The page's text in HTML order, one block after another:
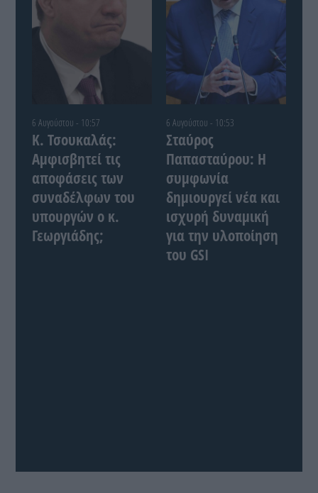
6 Αυγούστου - 10:57
Κ. Τσουκαλάς:
Αμφισβητεί τις
αποφάσεις των
συναδέλφων του
υπουργών ο κ.
Γεωργιάδης;
6 Αυγούστου - 10:53
Σταύρος
Παπασταύρου: Η
συμφωνία
δημιουργεί νέα και
ισχυρή δυναμική
για την υλοποίηση
του GSI